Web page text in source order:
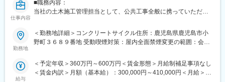
911万円（ 379万円） 入社5年目 53歳
713万円（ 292万円） 入社4年目 36歳
605万円（ 210万円） 入社2年目 27歳
できる
・未経験入社が95％。ゼロから営業スキルを身につけられる
仕事内容
■職務内容：
当社の土木施工管理担当として、公共工事全般に携っていただき
す。当社は道路に関する土木施工管理をメインに、トンネルの工
事や舗装解体も行っています。案件規模は、小さいもので100万
割の比率です。当社は鹿児島を中心に業務を行っている為、泊り
がけの出張はほとんど発生しません。チームワークがいい組織で
勤務地
＜勤務地詳細＞コンクリートサイクル住所：鹿児島県鹿児島市小
野町３６８９番地 受動喫煙対策：屋内全面禁煙変更の範囲：会社
給与
＜予定年収＞360万円～600万円＜賃金形態＞月給制補足事項なし
＜賃金内訳＞月額（基本給）：300,000円～410,000円＜月給＞